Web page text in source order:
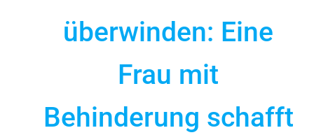
überwinden: Eine
Frau mit
Behinderung schafft